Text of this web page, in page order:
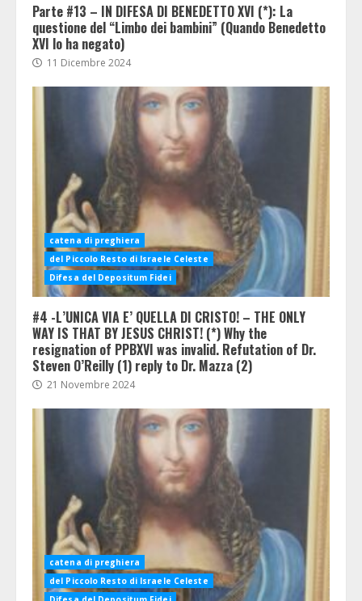
Parte #13 – IN DIFESA DI BENEDETTO XVI (*): La
questione del “Limbo dei bambini” (Quando Benedetto
XVI lo ha negato)
11 Dicembre 2024
catena di preghiera
del Piccolo Resto di Israele Celeste
Difesa del Depositum Fidei
#4 -L’UNICA VIA E’ QUELLA DI CRISTO! – THE ONLY
WAY IS THAT BY JESUS CHRIST! (*) Why the
resignation of PPBXVI was invalid. Refutation of Dr.
Steven O’Reilly (1) reply to Dr. Mazza (2)
21 Novembre 2024
catena di preghiera
del Piccolo Resto di Israele Celeste